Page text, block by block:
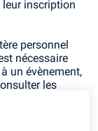
inscription
personnel
nécessaire
un évènement,
les
et